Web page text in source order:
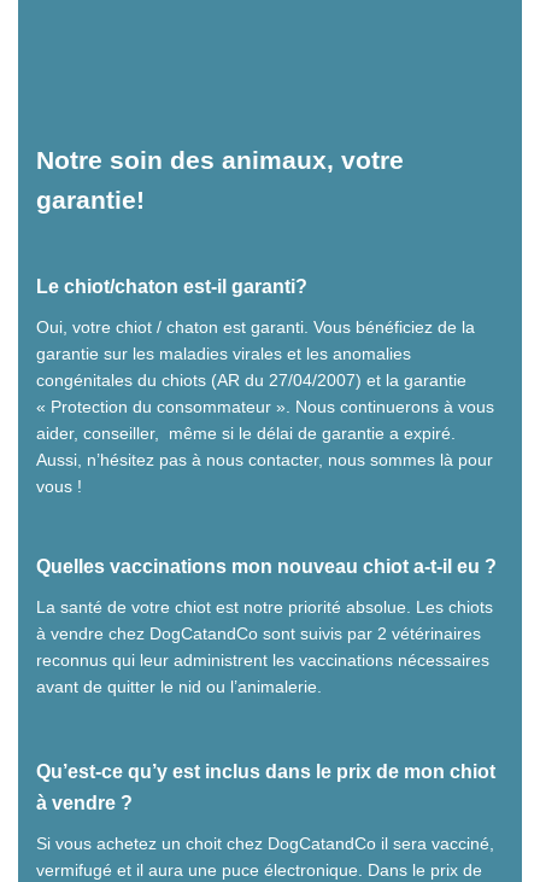
Notre soin des animaux, votre
garantie!
Le chiot/chaton est-il garanti?
Oui, votre chiot / chaton est garanti. Vous bénéficiez de la
garantie sur les maladies virales et les anomalies
congénitales du chiots (AR du 27/04/2007) et la garantie
« Protection du consommateur ». Nous continuerons à vous
aider, conseiller, même si le délai de garantie a expiré.
Aussi, n’hésitez pas à nous contacter, nous sommes là pour
vous !
Quelles vaccinations mon nouveau chiot a-t-il eu ?
La santé de votre chiot est notre priorité absolue. Les chiots
à vendre chez DogCatandCo sont suivis par 2 vétérinaires
reconnus qui leur administrent les vaccinations nécessaires
avant de quitter le nid ou l’animalerie.
Qu’est-ce qu’y est inclus dans le prix de mon chiot
à vendre ?
Si vous achetez un choit chez DogCatandCo il sera vacciné,
vermifugé et il aura une puce électronique. Dans le prix de